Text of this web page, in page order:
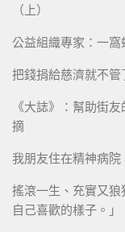
（上）
公益組織專家：一窩
把錢捐給慈濟就不管
《大誌》：幫助街
摘
我朋友住在精神病
搖滾一生、充實又
自己喜歡的樣子。」